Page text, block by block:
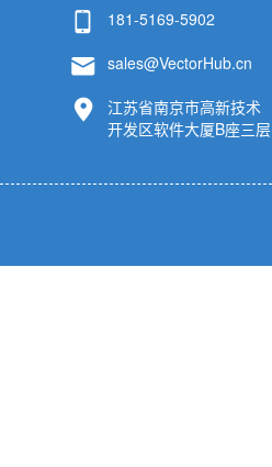
181-5169-5902
sales@VectorHub.cn
江苏省南京市高新技术
开发区软件大厦B座三层